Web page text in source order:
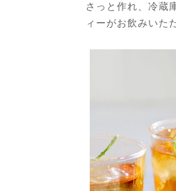
さっと作れ、冷蔵
ィーがお飲みいた